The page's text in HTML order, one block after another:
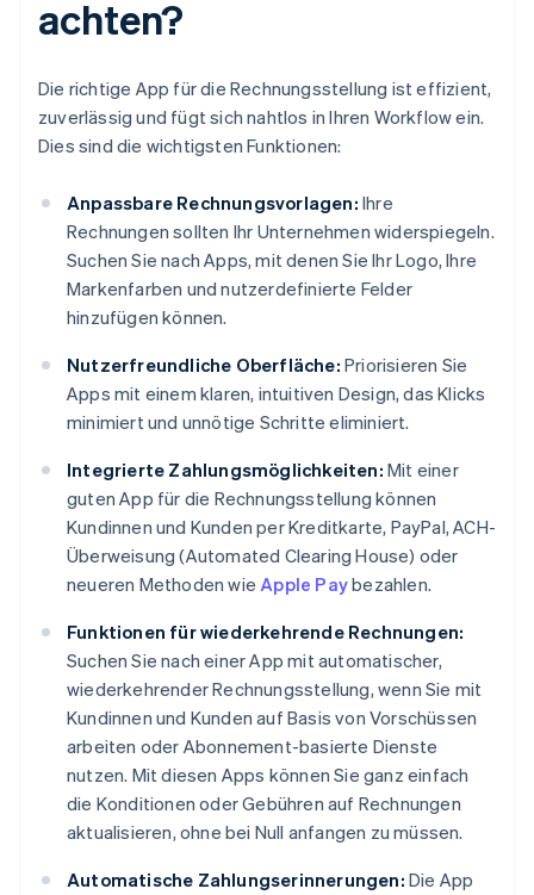
achten?
Die richtige App für die Rechnungsstellung ist effizient,
zuverlässig und fügt sich nahtlos in Ihren Workflow ein.
Dies sind die wichtigsten Funktionen:
Anpassbare Rechnungsvorlagen: Ihre
Rechnungen sollten Ihr Unternehmen widerspiegeln.
Suchen Sie nach Apps, mit denen Sie Ihr Logo, Ihre
Markenfarben und nutzerdefinierte Felder
hinzufügen können.
Nutzerfreundliche Oberfläche: Priorisieren Sie
Apps mit einem klaren, intuitiven Design, das Klicks
minimiert und unnötige Schritte eliminiert.
Integrierte Zahlungsmöglichkeiten: Mit einer
guten App für die Rechnungsstellung können
Kundinnen und Kunden per Kreditkarte, PayPal, ACH-
Überweisung (Automated Clearing House) oder
neueren Methoden wieApple Paybezahlen.
Funktionen für wiederkehrende Rechnungen:
Suchen Sie nach einer App mit automatischer,
wiederkehrender Rechnungsstellung, wenn Sie mit
Kundinnen und Kunden auf Basis von Vorschüssen
arbeiten oder Abonnement-basierte Dienste
nutzen. Mit diesen Apps können Sie ganz einfach
die Konditionen oder Gebühren auf Rechnungen
aktualisieren, ohne bei Null anfangen zu müssen.
Automatische Zahlungserinnerungen: Die App